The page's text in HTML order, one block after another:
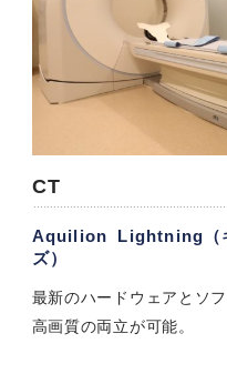
CT
Aquilion Lightning（
ズ）
最新のハードウェアとソ
高画質の両立が可能。